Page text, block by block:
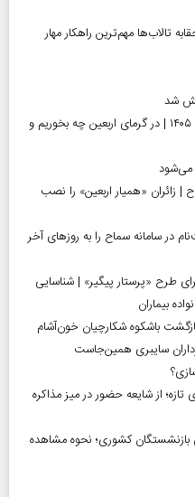
تالاب‌ها مهم‌ترین راهکار مهار
شد
توصیه‌های تغذیه‌ای برای زائران اربعین ۱۴۰۵ | در گرمای اربعین چه بخوریم و
زائران «همیار اربعین» را نصب
۱۴۰۵ بخوانند | ثبت‌نام در سامانه سماح را به روز‌های آخر
طرح «پرستار پیگیر» | شناسایی
سایبری همین‌جاست
از شایعه حضور در میز مذاکره
میلیون تومانی بازنشستگان کشوری؛ نحوه مشاهده